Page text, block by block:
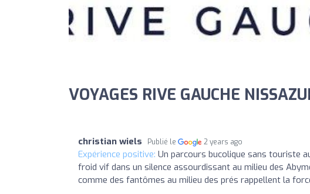
VOYAGES RIVE GAUCHE
christian wiels Publié le 2 years ago
Expérience positive: Un parcours bucolique sans touriste
froid vif dans un silence assourdissant au milieu des
comme des fantômes au milieu des prés rappellent la